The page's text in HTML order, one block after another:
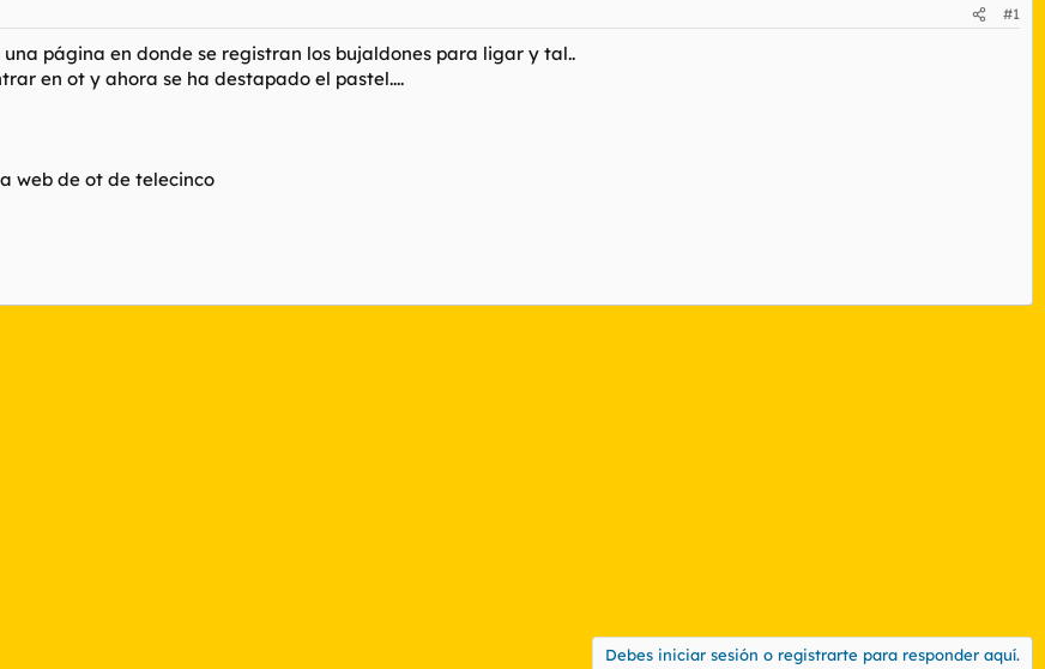
#1
página en donde se registran los bujaldones para ligar y tal..
en ot y ahora se ha destapado el pastel....
web de ot de telecinco
Debes iniciar sesión o registrarte para responder aquí.